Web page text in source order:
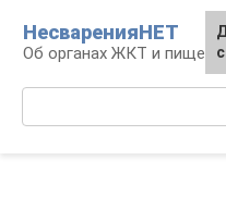
контенту
НесваренияНЕТ
Об органах ЖКТ и